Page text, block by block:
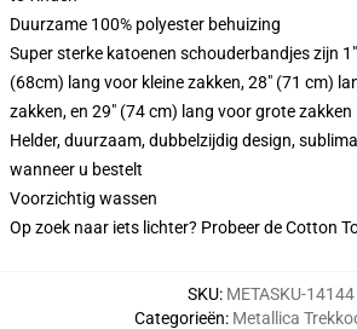
Duurzame 100% polyester behuizing
Super sterke katoenen schouderbandjes zijn
(68cm) lang voor kleine zakken, 28" (71 cm)
zakken, en 29" (74 cm) lang voor grote zakken
Helder, duurzaam, dubbelzijdig design,
wanneer u bestelt
Voorzichtig wassen
Op zoek naar iets lichter? Probeer de Cotton
SKU: METASKU-14144
Categorieën: Metallica